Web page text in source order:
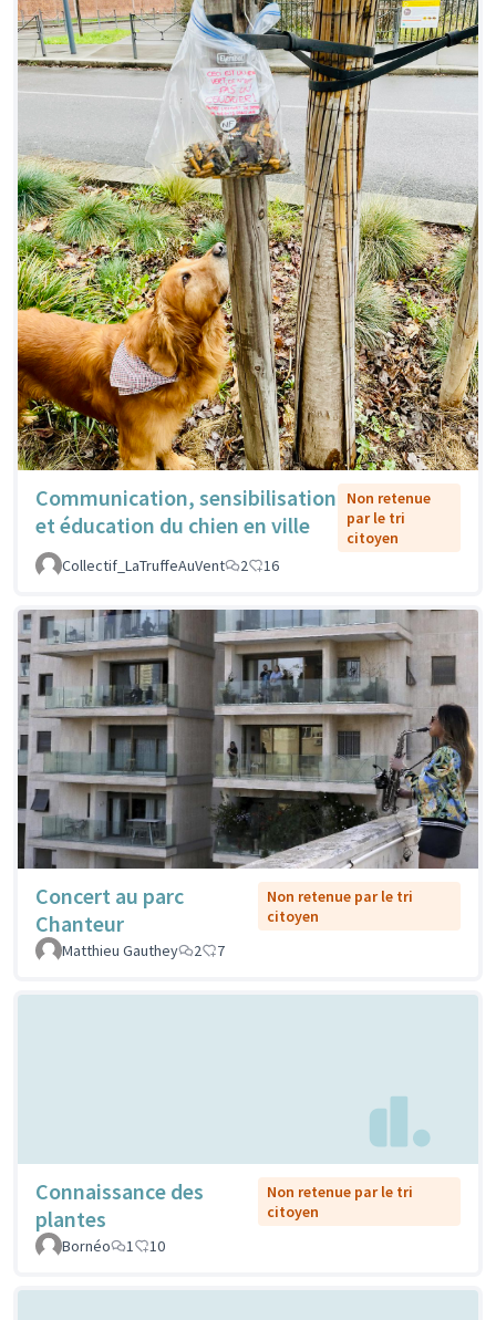
Communication, sensibilisation
et éducation du chien en ville
Non retenue
par le tri
citoyen
Collectif_LaTruffeAuVent
2 16
Concert au parc
Chanteur
Non retenue par le tri
citoyen
Matthieu Gauthey
2 7
Connaissance des
plantes
Non retenue par le tri
citoyen
Bornéo
1 10